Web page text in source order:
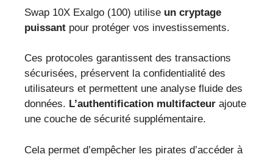
Swap 10X Exalgo (100) utilise un cryptage
puissant pour protéger vos investissements.
Ces protocoles garantissent des transactions
sécurisées, préservent la confidentialité des
utilisateurs et permettent une analyse fluide des
données. L’authentification multifacteur ajoute
une couche de sécurité supplémentaire.
Cela permet d’empêcher les pirates d’accéder à